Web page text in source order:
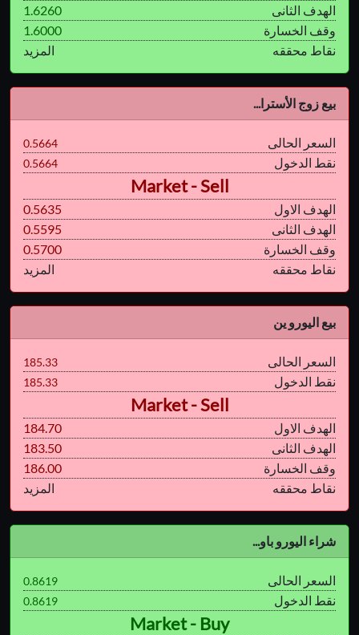
الهدف الثانى
1.6260
وقف الخسارة
1.6000
نقاط محققه
المزيد
بيع زوج الأسترا...
السعر الحالى 0.5664
نقط الدخول 0.5664
Market - Sell
الهدف الاول
0.5635
الهدف الثانى
0.5595
وقف الخسارة
0.5700
نقاط محققه
المزيد
بيع اليورو ين
السعر الحالى 185.33
نقط الدخول 185.33
Market - Sell
الهدف الاول
184.70
الهدف الثانى
183.50
وقف الخسارة
186.00
نقاط محققه
المزيد
شراء اليورو باو...
السعر الحالى 0.8619
نقط الدخول 0.8619
Market - Buy